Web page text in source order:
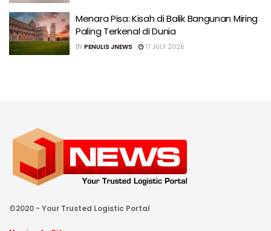
Menara Pisa: Kisah di Balik Bangunan Miring
Paling Terkenal di Dunia
BY PENULIS JNEWS 17 JULY 2026
©2020 - Your Trusted Logistic Portal